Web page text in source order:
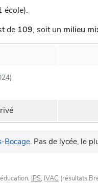
école).
de 109, soit un milieu
Bocage. Pas de lycée, le
IPS, IVAC (résultats